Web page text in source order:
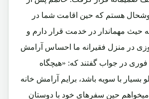
هستم که حین اقامت شما در
حیث مهماندار در خدمت قرار دارم و
در منزل فقیرانه ما احساس آرامش
در جواب گفتند که: «هیچگاه
بسیار با سویه باشد، برایم آرامش خانه
میخواهم حین سفرهای خود با دوستان